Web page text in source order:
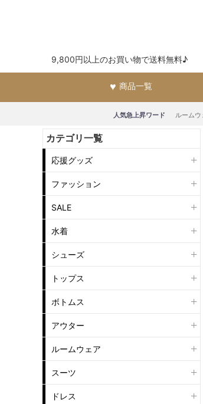
9,800円以上のお買い物で送料無料♪
商品一覧
人気急上昇ワード ルームウ
カテゴリ一覧
応援グッズ
ファッション
SALE
水着
シューズ
トップス
ボトムス
アウター
ルームウェア
スーツ
ドレス